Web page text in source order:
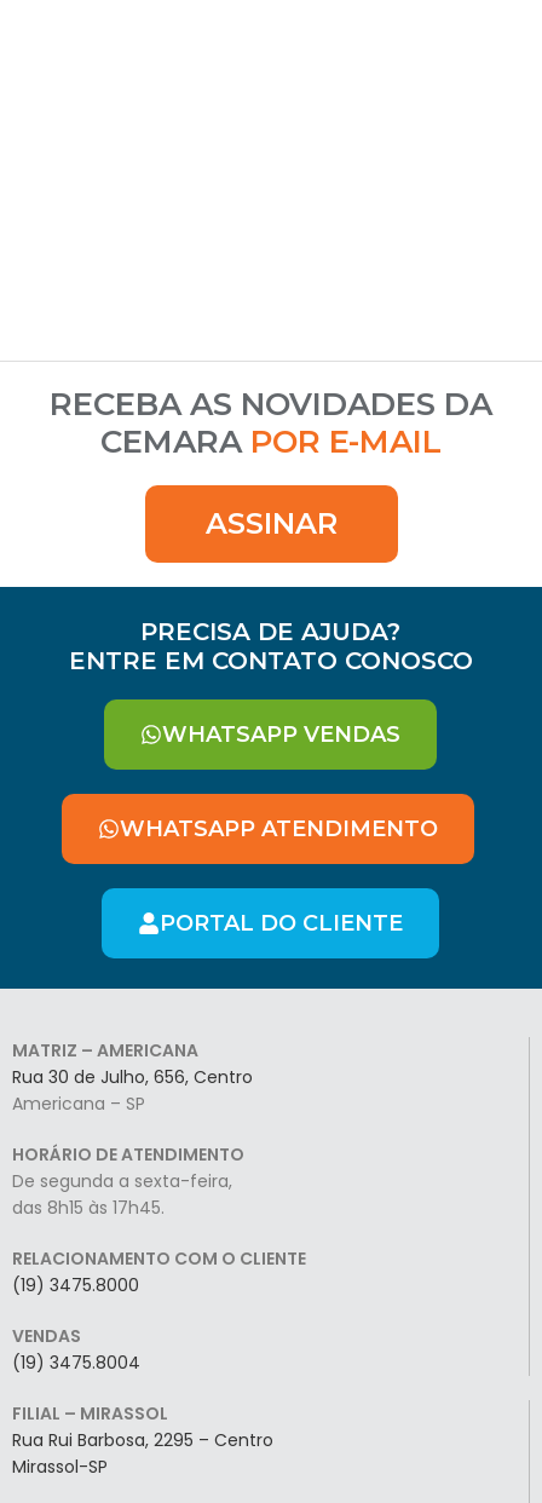
RECEBA AS NOVIDADES DA
CEMARA POR E-MAIL
ASSINAR
PRECISA DE AJUDA?
ENTRE EM CONTATO CONOSCO
WHATSAPP VENDAS
WHATSAPP ATENDIMENTO
PORTAL DO CLIENTE
MATRIZ – AMERICANA
Rua 30 de Julho, 656, Centro
Americana – SP
HORÁRIO DE ATENDIMENTO
De segunda a sexta-feira,
das 8h15 às 17h45.
RELACIONAMENTO COM O CLIENTE
(19) 3475.8000
VENDAS
(19) 3475.8004
FILIAL – MIRASSOL
Rua Rui Barbosa, 2295 – Centro
Mirassol-SP